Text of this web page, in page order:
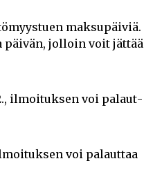
mak­su­päi­viä.
päi­vän, jol­loin voit jät­tää
il­moi­tuk­sen voi pa­laut­
voi pa­laut­taa